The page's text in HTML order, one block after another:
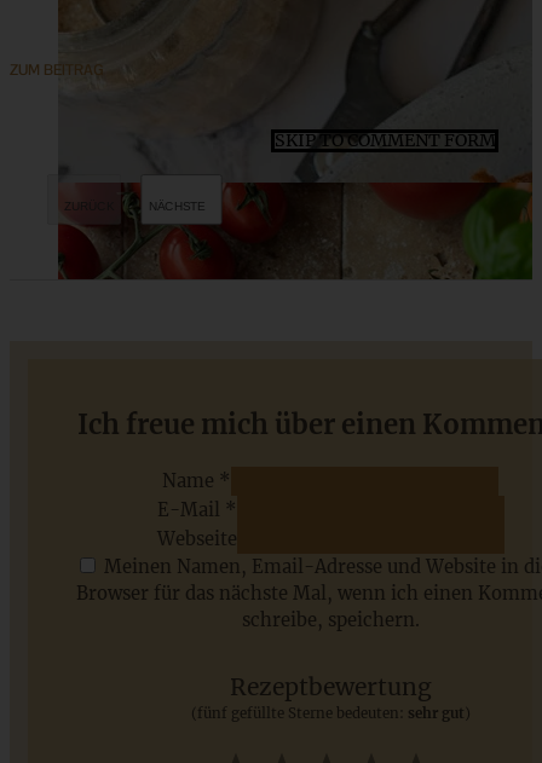
Erdbeer-Streusel-Kuchen
ZUM BEITRAG
Saisonale Rezepte im Juli - meine 7 sommerlichen
SKIP TO COMMENT FORM
Ich freue mich über einen
Name *
E-Mail *
Webseite
Meinen Namen, Email-Adresse und Website in
Browser für das nächste Mal, wenn ich einen
schreibe, speichern.
Rezeptbewertung
(fünf gefüllte Sterne bedeuten: sehr gut )